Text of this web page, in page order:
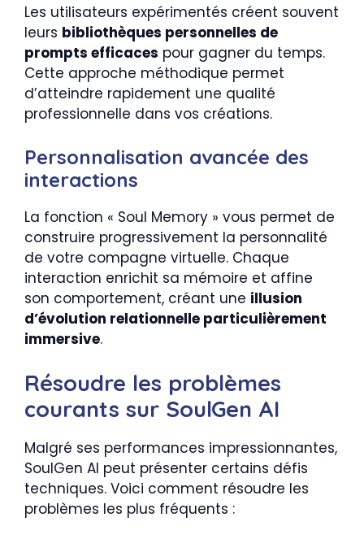
Les utilisateurs expérimentés créent souvent
leurs bibliothèques personnelles de
prompts efficaces pour gagner du temps.
Cette approche méthodique permet
d’atteindre rapidement une qualité
professionnelle dans vos créations.
Personnalisation avancée des
interactions
La fonction « Soul Memory » vous permet de
construire progressivement la personnalité
de votre compagne virtuelle. Chaque
interaction enrichit sa mémoire et affine
son comportement, créant une illusion
d’évolution relationnelle particulièrement
immersive.
Résoudre les problèmes
courants sur SoulGen AI
Malgré ses performances impressionnantes,
SoulGen AI peut présenter certains défis
techniques. Voici comment résoudre les
problèmes les plus fréquents :